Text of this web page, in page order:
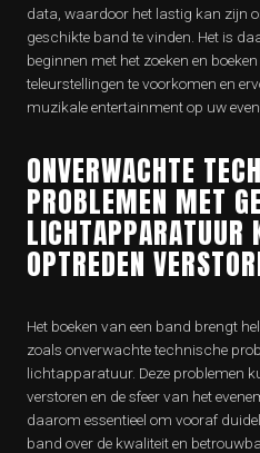
data, waardoor het lastig kan zijn
geschikte band te vinden. Het is
beginnen met het zoeken en
teleurstellingen te voorkomen en
muzikale entertainment op uw
ONVERWACHTE
PROBLEMEN MET
LICHTAPPARATUUR
OPTREDEN
Het boeken van een band brengt
zoals onverwachte technische
lichtapparatuur. Deze problemen
verstoren en de sfeer van het
daarom essentieel om vooraf
band over de kwaliteit en